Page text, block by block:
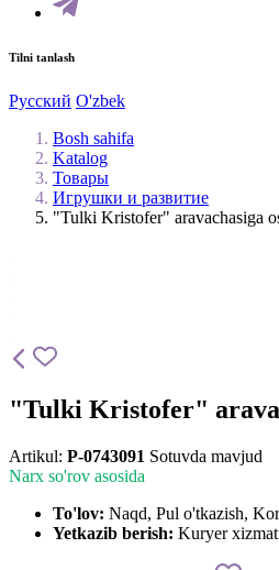
Tilni tanlash
Русский O'zbek
Bosh sahifa
Katalog
Товары
Игрушки и развитие
"Tulki Kristofer" aravachasiga
"Tulki Kristofer"
Artikul: P-0743091 Sotuvda mavjud
Narx so'rov asosida
To'lov: Naqd, Pul o'tkazish,
Yetkazib berish: Kuryer